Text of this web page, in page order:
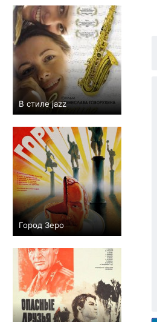
В стиле jazz
0
Город Зеро
0